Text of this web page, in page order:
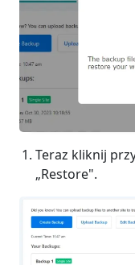
Teraz kliknij
„Restore".